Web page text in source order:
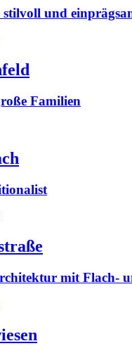
und
Familien
mit Flach-